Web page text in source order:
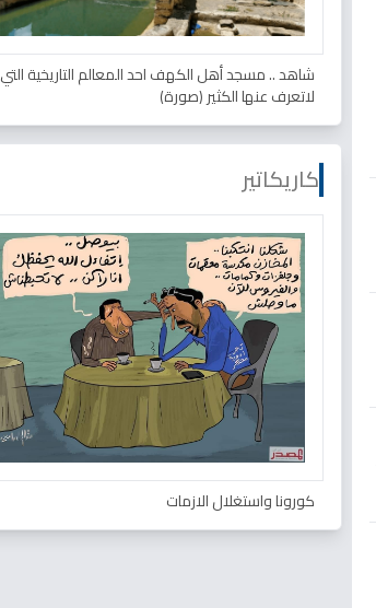
شاهد .. مسجد أهل الكهف احد المعالم التاريخية التي
لاتعرف عنها الكثير (صورة)
كاريكاتير
كورونا واستغلال الازمات